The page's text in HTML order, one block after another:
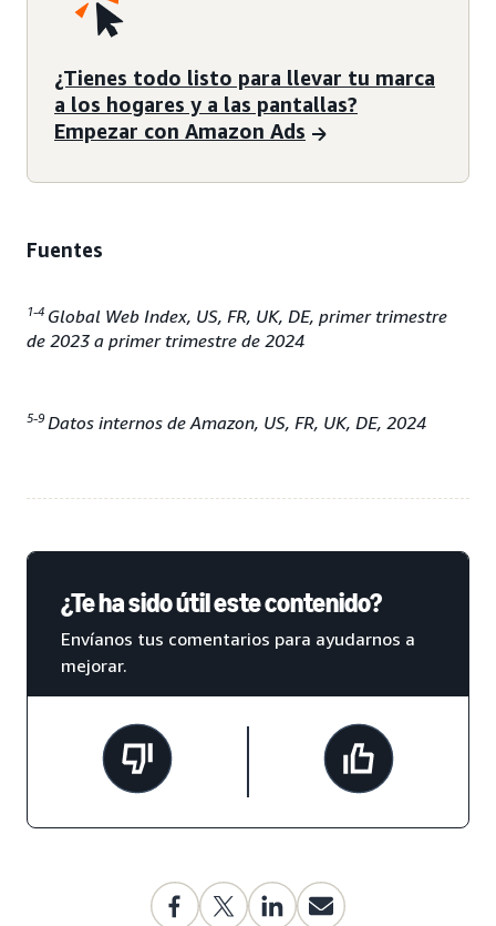
¿Tienes todo listo para llevar tu marca
a los hogares y a las pantallas?
Empezar con Amazon Ads
Fuentes
1-4 Global Web Index, US, FR, UK, DE, primer trimestre
de 2023 a primer trimestre de 2024
5-9 Datos internos de Amazon, US, FR, UK, DE, 2024
¿Te ha sido útil este contenido?
Envíanos tus comentarios para ayudarnos a
mejorar.